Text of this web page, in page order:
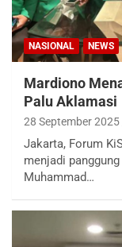
NASIONAL NEWS
Mardiono
Palu Aklamasi
28 September 2025
Jakarta, Forum
menjadi
Muhammad…